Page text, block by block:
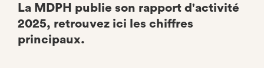
La MDPH publie son rapport d'activité
2025, retrouvez ici les chiffres
principaux.